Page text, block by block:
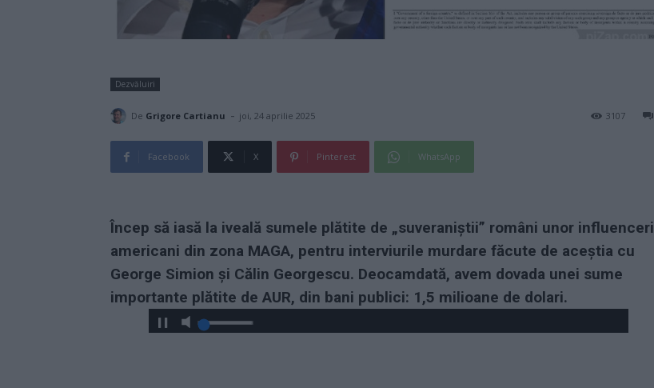
Dezvăluiri
De Grigore Cartianu - joi, 24 aprilie 2025 3107
Facebook X Pinterest WhatsApp
Încep să iasă la iveală sumele plătite de „suveraniștii” români unor influenceri
americani din zona MAGA, pentru interviurile murdare făcute de aceștia cu
George Simion și Călin Georgescu. Deocamdată, avem dovada unei sume
importante plătite de AUR, din bani publici: 1,5 milioane de dolari.